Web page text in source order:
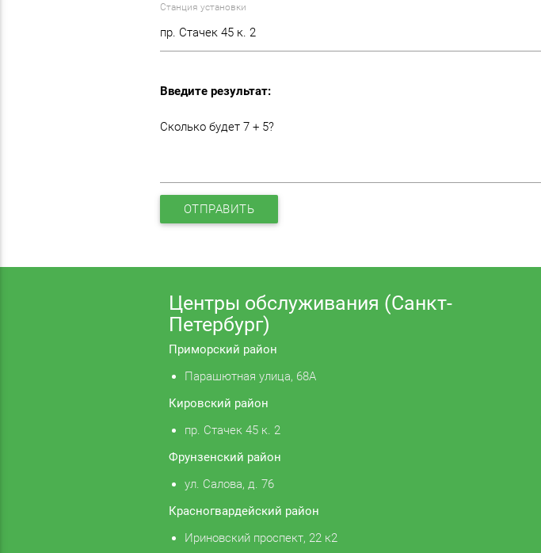
Станция установки
Введите результат:
Сколько будет 7 + 5?
ОТПРАВИТЬ
Центры обслуживания (Санкт-
Петербург)
Приморский район
Парашютная улица, 68А
Кировский район
пр. Стачек 45 к. 2
Фрунзенский район
ул. Салова, д. 76
Красногвардейский район
Ириновский проспект, 22 к2